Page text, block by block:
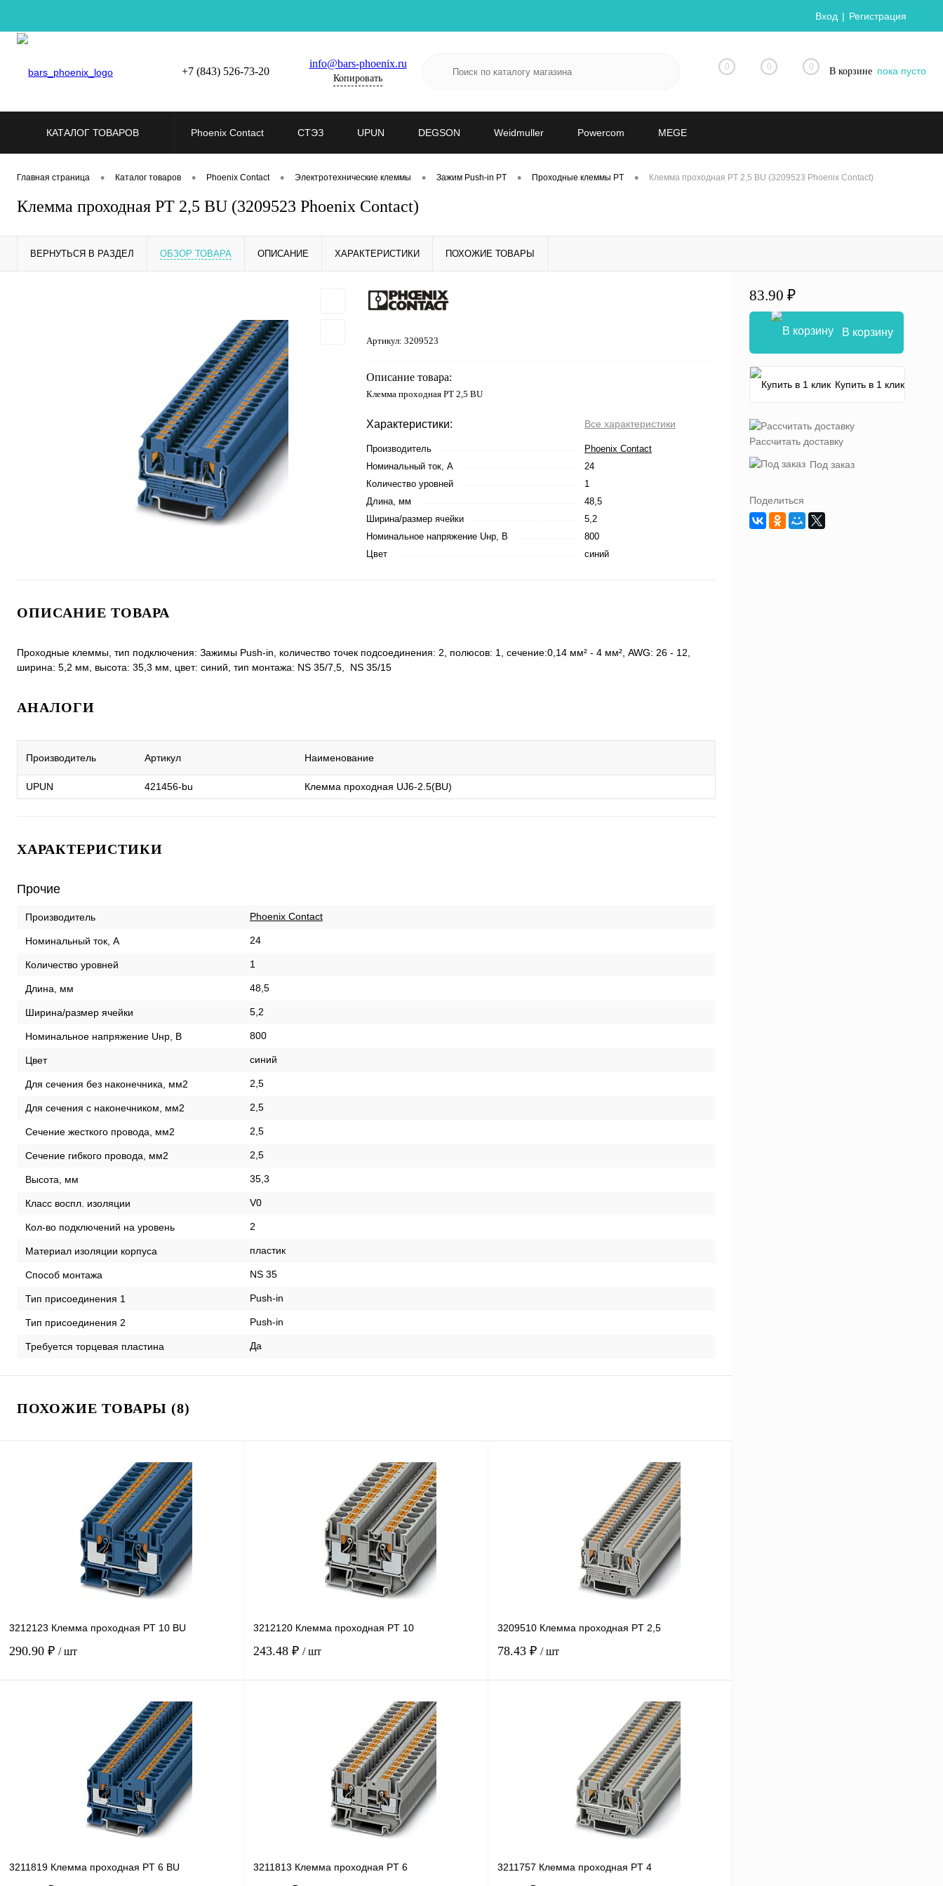
Вход Регистрация
+7 (843) 526-73-20
info@bars-phoenix.ru
Копировать
0 0 0 В корзине пока пусто
КАТАЛОГ ТОВАРОВ Phoenix Contact СТЭЗ UPUN DEGSON Weidmuller Powercom MEGE
Главная страница • Каталог товаров • Phoenix Contact • Электротехнические клеммы • Зажим Push-in PT • Проходные клеммы PT • Клемма проходная PT 2,5 BU (3209523 Phoenix Contact)
Клемма проходная PT 2,5 BU (3209523 Phoenix Contact)
ВЕРНУТЬСЯ В РАЗДЕЛ ОБЗОР ТОВАРА ОПИСАНИЕ ХАРАКТЕРИСТИКИ ПОХОЖИЕ ТОВАРЫ
Артикул: 3209523
Описание товара:
Клемма проходная PT 2,5 BU
Характеристики: Все характеристики
Производитель
Phoenix Contact
Номинальный ток, А
24
Количество уровней
1
Длина, мм
48,5
Ширина/размер ячейки
5,2
Номинальное напряжение Uнр, В
800
Цвет
синий
ОПИСАНИЕ ТОВАРА
Проходные клеммы, тип подключения: Зажимы Push-in, количество точек подсоединения: 2, полюсов: 1, cечение:0,14 мм² - 4 мм², AWG: 26 - 12,
ширина: 5,2 мм, высота: 35,3 мм, цвет: синий, тип монтажа: NS 35/7,5, NS 35/15
АНАЛОГИ
Производитель Артикул Наименование
UPUN 421456-bu Клемма проходная UJ6-2.5(BU)
ХАРАКТЕРИСТИКИ
Прочие
Производитель Phoenix Contact
Номинальный ток, А 24
Количество уровней 1
Длина, мм 48,5
Ширина/размер ячейки 5,2
Номинальное напряжение Uнр, В 800
Цвет синий
Для сечения без наконечника, мм2 2,5
Для сечения с наконечником, мм2 2,5
Сечение жесткого провода, мм2 2,5
Сечение гибкого провода, мм2 2,5
Высота, мм 35,3
Класс воспл. изоляции V0
Кол-во подключений на уровень 2
Материал изоляции корпуса пластик
Способ монтажа NS 35
Тип присоединения 1 Push-in
Тип присоединения 2 Push-in
Требуется торцевая пластина Да
ПОХОЖИЕ ТОВАРЫ (8)
3212123 Клемма проходная PT 10 BU
290.90 ₽ / шт
В корзину
Сравнение
Под заказ
3212120 Клемма проходная PT 10
243.48 ₽ / шт
В корзину
Сравнение
Под заказ
3209510 Клемма проходная PT 2,5
78.43 ₽ / шт
В корзину
Сравнение
наличии
3211819 Клемма проходная PT 6 BU 3211813 Клемма проходная PT 6 3211757 Клемма проходная PT 4
83.90 ₽
В корзину
Купить в 1 клик
Рассчитать доставку
Под заказ
Поделиться